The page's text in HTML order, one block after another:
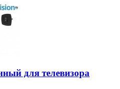
для телевизора